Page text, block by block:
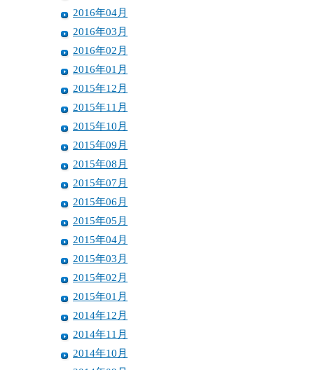
2016年04月
2016年03月
2016年02月
2016年01月
2015年12月
2015年11月
2015年10月
2015年09月
2015年08月
2015年07月
2015年06月
2015年05月
2015年04月
2015年03月
2015年02月
2015年01月
2014年12月
2014年11月
2014年10月